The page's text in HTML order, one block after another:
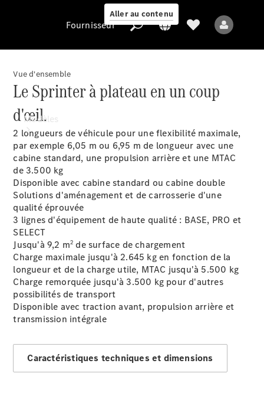
Aller au contenu
Fournisseur
Modèles
Tous les modèles
Modèles électriques
Sprinter
Tous les
Sprinter
Fournisseur
Vue d'ensemble
Le Sprinter à plateau en un coup
d'œil.
2 longueurs de véhicule pour une flexibilité maximale,
par exemple 6,05 m ou 6,95 m de longueur avec une
cabine standard, une propulsion arrière et une MTAC
de 3.500 kg
Disponible avec cabine standard ou cabine double
Solutions d'aménagement et de carrosserie d'une
qualité éprouvée
3 lignes d'équipement de haute qualité : BASE, PRO et
SELECT
Jusqu'à 9,2 m2 de surface de chargement
Charge maximale jusqu'à 2.645 kg en fonction de la
longueur et de la charge utile, MTAC jusqu'à 5.500 kg
Charge remorquée jusqu'à 3.500 kg pour d'autres
possibilités de transport
Disponible avec traction avant, propulsion arrière et
transmission intégrale
Caractéristiques techniques et dimensions